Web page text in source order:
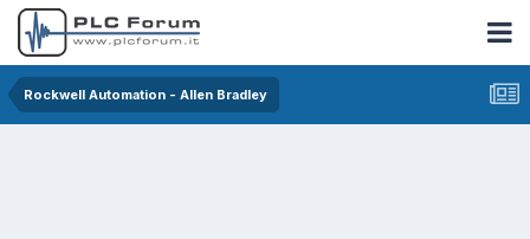
Rockwell Automation - Allen Bradley